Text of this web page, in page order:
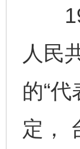
人民
的“
定，